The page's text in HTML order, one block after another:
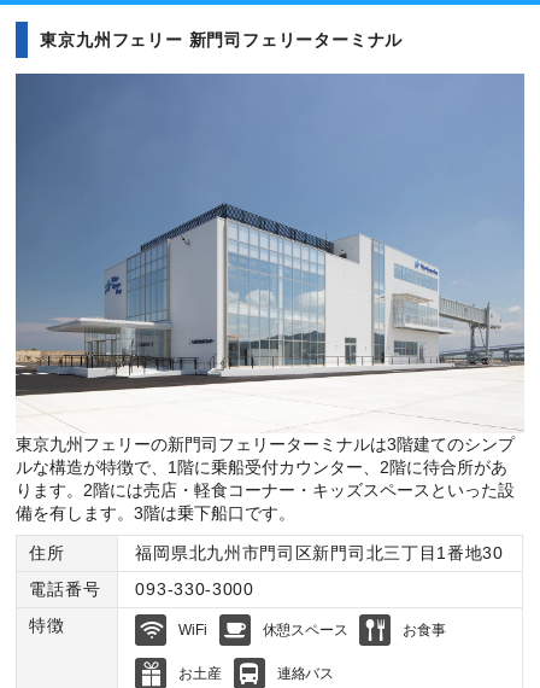
東京九州フェリー 新門司フェリーターミナル
東京九州フェリーの新門司フェリーターミナルは3階建てのシンプ
ルな構造が特徴で、1階に乗船受付カウンター、2階に待合所があ
ります。2階には売店・軽食コーナー・キッズスペースといった設
備を有します。3階は乗下船口です。
住所
福岡県北九州市門司区新門司北三丁目1番地30
電話番号
093-330-3000
特徴
WiFi 休憩スペース お食事
お土産 連絡バス